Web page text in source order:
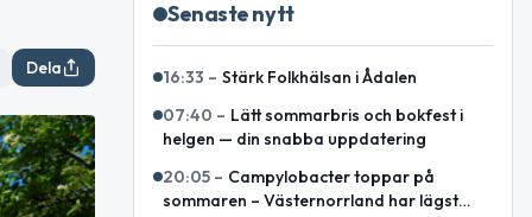
Dela
Senaste nytt
16:33 – Stärk Folkhälsan i Ådalen
07:40 – Lätt sommarbris och bokfest i
helgen — din snabba uppdatering
20:05 – Campylobacter toppar på
sommaren – Västernorrland har lägst